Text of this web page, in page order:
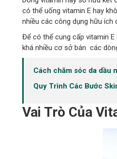
có thể uống vitamin E hay
nhiều các công dụng hữu ích
Để có thể cung cấp vitamin
khá nhiều cơ sở bán các
Cách chăm sóc da dầu
Quy Trình Các Bước
Vai Trò Của